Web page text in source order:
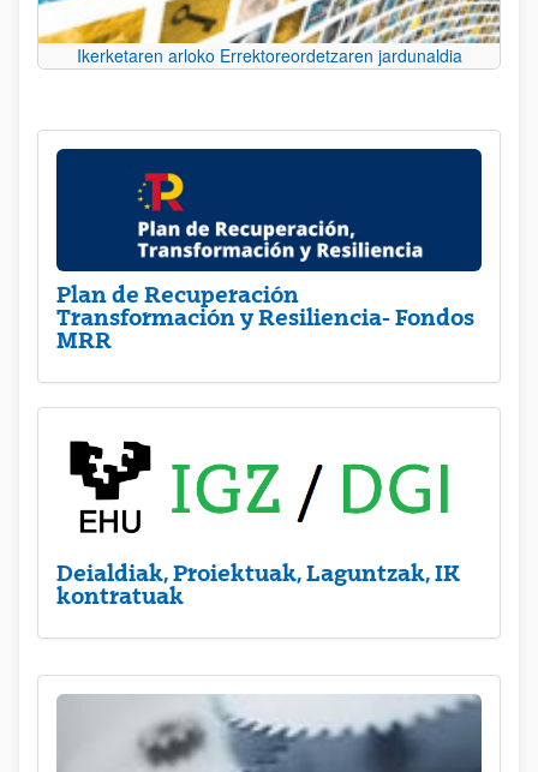
Ikerketaren arloko Errektoreordetzaren jardunaldia
Plan de Recuperación
Transformación y Resiliencia- Fondos
MRR
Deialdiak, Proiektuak, Laguntzak, IK
kontratuak